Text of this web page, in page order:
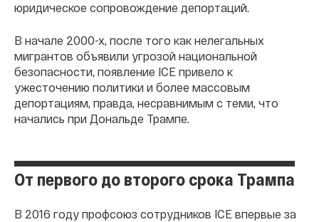
юридическое сопровождение депортаций.
В начале 2000-х, после того как нелегальных
мигрантов объявили угрозой национальной
безопасности, появление ICE привело к
ужесточению политики и более массовым
депортациям, правда, несравнимым с теми, что
начались при Дональде Трампе.
От первого до второго срока Трампа
В 2016 году профсоюз сотрудников ICE впервые за